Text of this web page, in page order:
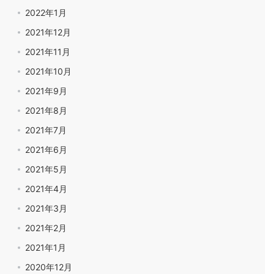
2022年1月
2021年12月
2021年11月
2021年10月
2021年9月
2021年8月
2021年7月
2021年6月
2021年5月
2021年4月
2021年3月
2021年2月
2021年1月
2020年12月